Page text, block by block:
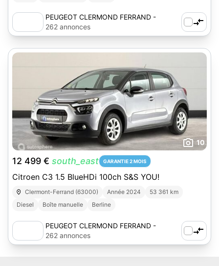
PEUGEOT CLERMOND FERRAND -
AUTOSPHERE
262 annonces
10
12 499 € south_east GARANTIE 2 MOIS
Citroen C3 1.5 BlueHDi 100ch S&S YOU!
Clermont-Ferrand (63000) Année 2024
53 361 km
Diesel
Boîte manuelle Berline
PEUGEOT CLERMOND FERRAND -
AUTOSPHERE
262 annonces